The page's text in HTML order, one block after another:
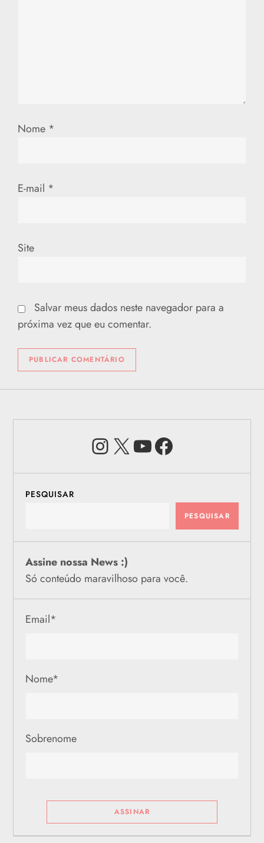
s
Nome *
E-mail *
Site
Salvar meus dados neste navegador para a
próxima vez que eu comentar.
Instagram
X Youtube
PESQUISAR
PESQUISAR
Assine nossa News :)
Só conteúdo maravilhoso para você.
Email*
Nome*
Sobrenome